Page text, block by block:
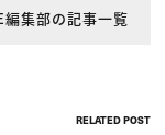
集部の記事一覧
RELATED POST